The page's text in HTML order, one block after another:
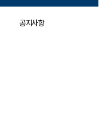
공지사항